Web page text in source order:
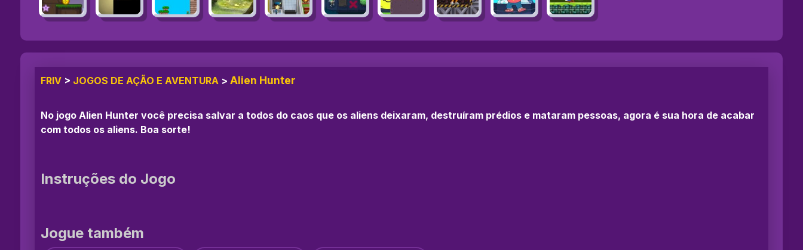
FRIV > JOGOS DE AÇÃO E AVENTURA > Alien Hunter
No jogo Alien Hunter você precisa salvar a todos do caos que os aliens deixaram, destruíram prédios e mataram pessoas, agora é sua hora de acabar
com todos os aliens. Boa sorte!
Instruções do Jogo
Jogue também